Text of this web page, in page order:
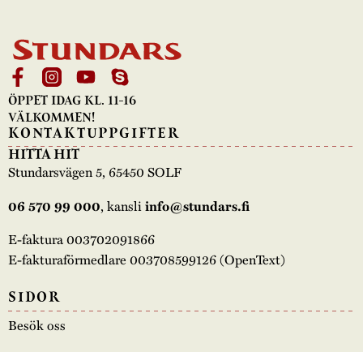
ÖPPET IDAG KL. 11-16
VÄLKOMMEN!
KONTAKTUPPGIFTER
HITTA HIT
Stundarsvägen 5, 65450 SOLF
06 570 99 000, kansliinfo@stundars.fi
E-faktura 003702091866
E-fakturaförmedlare 003708599126 (OpenText)
SIDOR
Besök oss